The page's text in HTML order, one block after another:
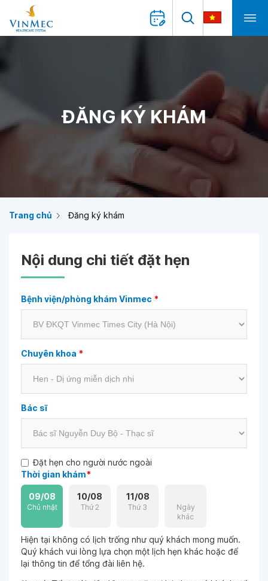
ĐĂNG KÝ KHÁM
Trang chủ Đăng ký khám
Nội dung chi tiết đặt hẹn
Bệnh viện/phòng khám Vinmec *
Chuyên khoa *
Bác sĩ
Đặt hẹn cho người nước ngoài
Thời gian khám*
09/08
Chủ nhật
10/08
Thứ 2
11/08
Thứ 3
Ngày
khác
Hiện tại không có lịch trống như quý khách mong muốn.
Quý khách vui lòng lựa chọn một lịch hẹn khác hoặc để
lại thông tin để tổng đài liên hệ.